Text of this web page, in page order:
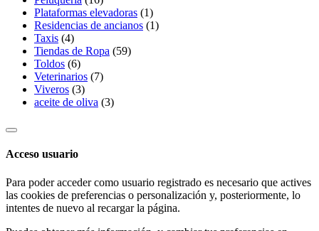
Plataformas elevadoras (1)
Residencias de ancianos (1)
Taxis (4)
Tiendas de Ropa (59)
Toldos (6)
Veterinarios (7)
Viveros (3)
aceite de oliva (3)
Acceso usuario
Para poder acceder como usuario registrado es necesario que actives
las cookies de preferencias o personalización y, posteriormente, lo
intentes de nuevo al recargar la página.